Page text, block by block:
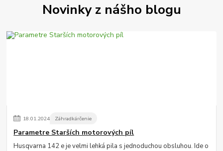
Novinky z nášho blogu
18.01.2024 Záhradkárčenie
Parametre Starších motorových píl
Husqvarna 142 e je velmi lehká pila s jednoduchou obsluhou. Ide o